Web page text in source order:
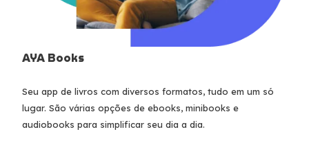
AYA Books
Seu app de livros com diversos formatos, tudo em um só
lugar. São várias opções de ebooks, minibooks e
audiobooks para simplificar seu dia a dia.